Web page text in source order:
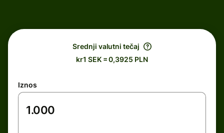
Srednji valutni tečaj
kr1 SEK = 0,3925 PLN
Iznos